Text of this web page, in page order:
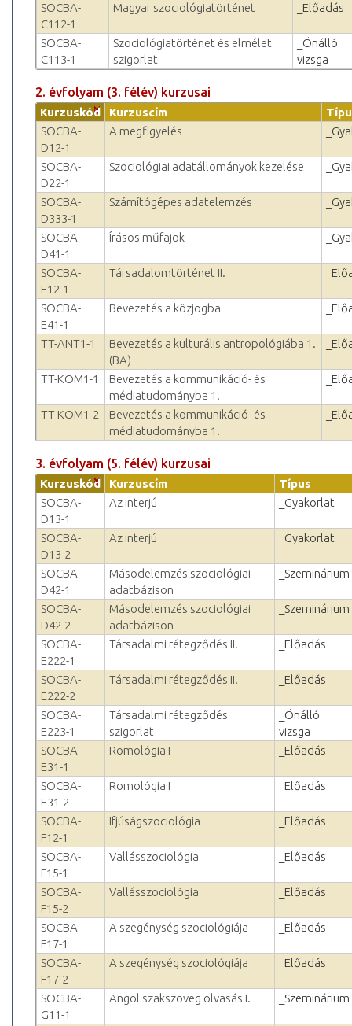
SOCBA-
C112-1
Magyar szociológiatörténet _Előadás
SOCBA-
C113-1
Szociológiatörténet és elmélet
szigorlat
_Önálló
vizsga
2. évfolyam (3. félév) kurzusai
Kurzuskód Kurzuscím
SOCBA-
D12-1
A megfigyelés
SOCBA-
D22-1
Szociológiai adatállományok kezelése
SOCBA-
D333-1
Számítógépes adatelemzés
SOCBA-
D41-1
Írásos műfajok
SOCBA-
E12-1
Társadalomtörténet II.
SOCBA-
E41-1
Bevezetés a közjogba
TT-ANT1-1
Bevezetés a kulturális antropológiába 1.
(BA)
TT-KOM1-1
Bevezetés a kommunikáció- és
médiatudományba 1.
TT-KOM1-2
Bevezetés a kommunikáció- és
médiatudományba 1.
3. évfolyam (5. félév) kurzusai
Kurzuskód Kurzuscím
Típus
SOCBA-
D13-1
Az interjú _Gyakorlat
SOCBA-
D13-2
Az interjú _Gyakorlat
SOCBA-
D42-1
Másodelemzés szociológiai
adatbázison
_Szeminárium
SOCBA-
D42-2
Másodelemzés szociológiai
adatbázison
_Szeminárium
SOCBA-
E222-1
Társadalmi rétegződés II. _Előadás
SOCBA-
E222-2
Társadalmi rétegződés II. _Előadás
SOCBA-
E223-1
Társadalmi rétegződés
szigorlat
_Önálló
vizsga
SOCBA-
E31-1
Romológia I _Előadás
SOCBA-
E31-2
Romológia I _Előadás
SOCBA-
F12-1
Ifjúságszociológia _Előadás
SOCBA-
F15-1
Vallásszociológia _Előadás
SOCBA-
F15-2
Vallásszociológia _Előadás
SOCBA-
F17-1
A szegénység szociológiája _Előadás
SOCBA-
F17-2
A szegénység szociológiája _Előadás
SOCBA-
G11-1
Angol szakszöveg olvasás I. _Szeminárium